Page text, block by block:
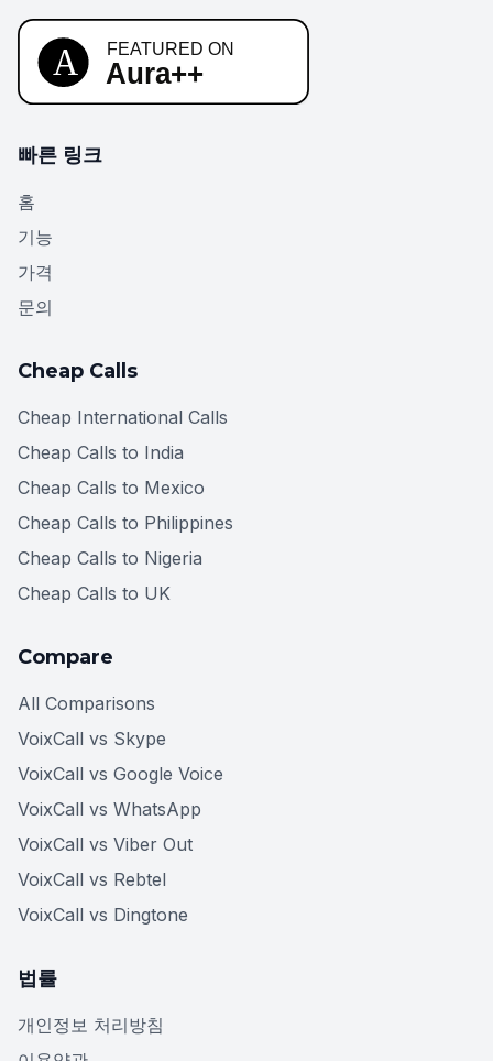
빠른 링크
홈
기능
가격
문의
Cheap Calls
Cheap International Calls
Cheap Calls to India
Cheap Calls to Mexico
Cheap Calls to Philippines
Cheap Calls to Nigeria
Cheap Calls to UK
Compare
All Comparisons
VoixCall vs Skype
VoixCall vs Google Voice
VoixCall vs WhatsApp
VoixCall vs Viber Out
VoixCall vs Rebtel
VoixCall vs Dingtone
법률
개인정보 처리방침